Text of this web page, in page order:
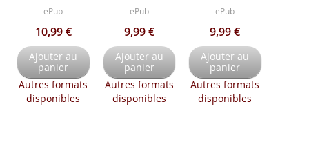
ePub
10,99 €
Ajouter au
panier
Autres formats
disponibles
ePub
9,99 €
Ajouter au
panier
Autres formats
disponibles
ePub
9,99 €
Ajouter au
panier
Autres formats
disponibles